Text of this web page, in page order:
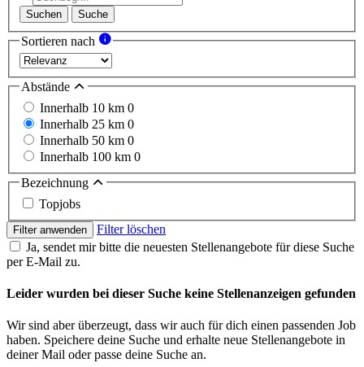
Suchen Suche
Sortieren nach
Abstände
Innerhalb 10 km 0
Innerhalb 25 km 0
Innerhalb 50 km 0
Innerhalb 100 km 0
Bezeichnung
Topjobs
Filter anwenden
Filter löschen
Ja, sendet mir bitte die neuesten Stellenangebote für diese Suche
per E-Mail zu.
Leider wurden bei dieser Suche keine Stellenanzeigen gefunden
Wir sind aber überzeugt, dass wir auch für dich einen passenden Job
haben. Speichere deine Suche und erhalte neue Stellenangebote in
deiner Mail oder passe deine Suche an.